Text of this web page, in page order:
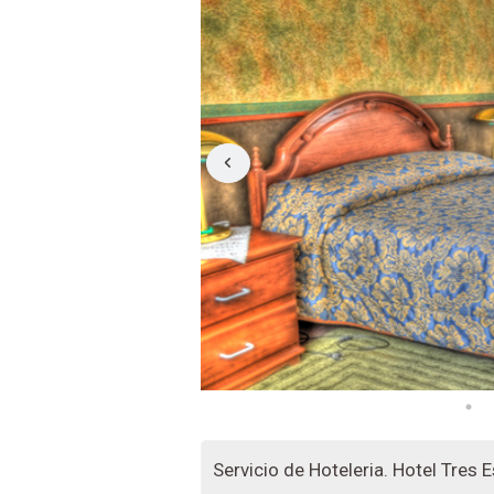
Servicio de Hoteleria. Hotel Tres